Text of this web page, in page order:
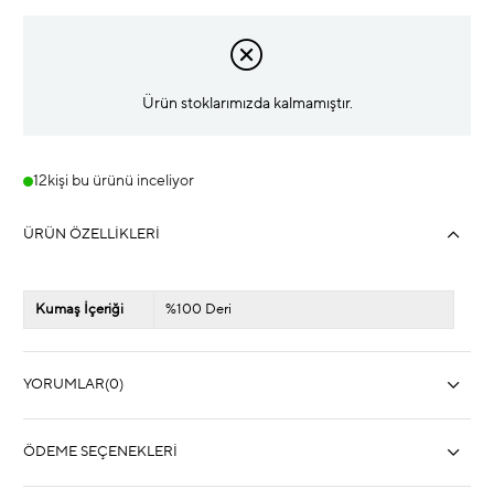
Ürün stoklarımızda kalmamıştır.
12 kişi bu ürünü inceliyor
ÜRÜN ÖZELLIKLERI
Kumaş İçeriği %100 Deri
YORUMLAR(0)
ÖDEME SEÇENEKLERI